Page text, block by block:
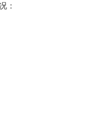
：